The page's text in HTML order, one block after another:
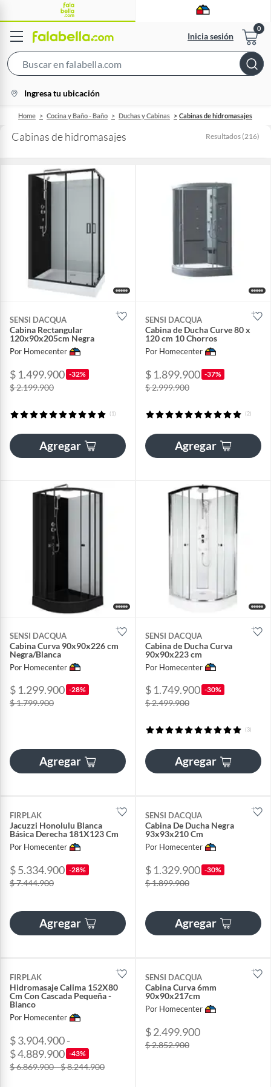
Inicia sesión
Bar
location-
icon
Ingresa tu ubicación
Home Cocina y Baño - Baño Duchas y Cabinas Cabinas de hidromasajes
Cabinas de hidromasajes Resultados (216)
SENSI DACQUA
Cabina Rectangular
120x90x205cm Negra
Por Homecenter
$ 1.499.900 -32%
$ 2.199.900
(1)
Agregar
SENSI DACQUA
Cabina de Ducha Curve 80 x
120 cm 10 Chorros
Por Homecenter
$ 1.899.900 -37%
$ 2.999.900
(2)
Agregar
SENSI DACQUA
Cabina Curva 90x90x226 cm
Negra/Blanca
Por Homecenter
$ 1.299.900 -28%
$ 1.799.900
Agregar
SENSI DACQUA
Cabina de Ducha Curva
90x90x223 cm
Por Homecenter
$ 1.749.900 -30%
$ 2.499.900
(3)
Agregar
FIRPLAK
Jacuzzi Honolulu Blanca
Básica Derecha 181X123 Cm
Por Homecenter
$ 5.334.900 -28%
$ 7.444.900
Agregar
SENSI DACQUA
Cabina De Ducha Negra
93x93x210 Cm
Por Homecenter
$ 1.329.900 -30%
$ 1.899.900
Agregar
FIRPLAK
Hidromasaje Calima 152X80
Cm Con Cascada Pequeña -
Blanco
Por Homecenter
$ 3.904.900 -
$ 4.889.900 -43%
$ 6.869.900 - $ 8.244.900
SENSI DACQUA
Cabina Curva 6mm
90x90x217cm
Por Homecenter
$ 2.499.900
$ 2.852.900